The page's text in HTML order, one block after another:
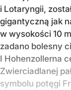
i Lotaryngii,
gigantyczną jak
w wysokości 10
zadano bolesny
I Hohenzollerna
Zwierciadlanej
symbolu potęgi